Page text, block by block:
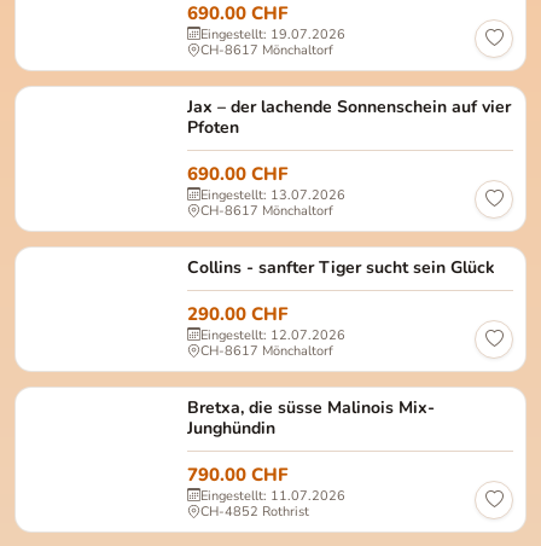
690.00 CHF
Eingestellt: 19.07.2026
CH-8617 Mönchaltorf
Jax – der lachende Sonnenschein auf vier
Pfoten
Jax Männlich, kastriert Alter: ca. Mai 2024
690.00 CHF
Eingestellt: 13.07.2026
CH-8617 Mönchaltorf
Collins - sanfter Tiger sucht sein Glück
Collins Geschlecht: männlich, kastriert Alter: ca.
290.00 CHF
Eingestellt: 12.07.2026
CH-8617 Mönchaltorf
Bretxa, die süsse Malinois Mix-
Junghündin
Die süsse Malinois Mischlingshündin Bretxa
790.00 CHF
Eingestellt: 11.07.2026
CH-4852 Rothrist